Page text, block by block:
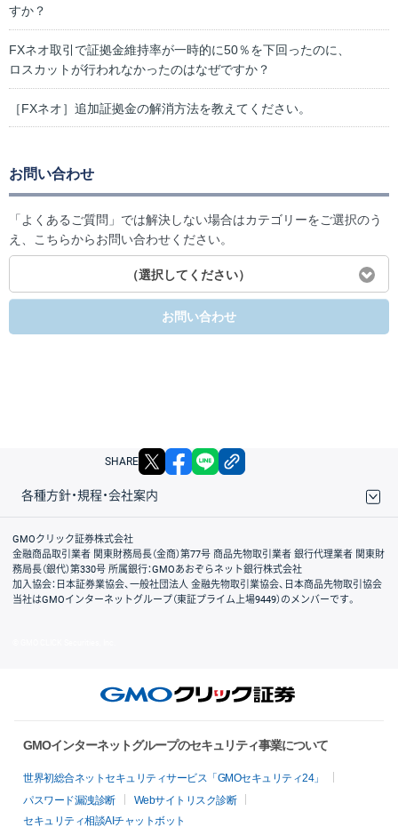
すか？
FXネオ取引で証拠金維持率が一時的に50％を下回ったのに、
ロスカットが行われなかったのはなぜですか？
［FXネオ］追加証拠金の解消方法を教えてください。
お問い合わせ
「よくあるご質問」では解決しない場合はカテゴリーをご選択のう
え、こちらからお問い合わせください。
（選択してください）
お問い合わせ
SHARE X facebook
各種方針・規程・会社案内
取引規程・約款
サイトマップ
その他のご案内
個人情報保護方針
最良執行方針
サイトのご利用について
ディスクレイマー
信託保全
リスク説明
会社案内
GMOクリック証券株式会社
金融商品取引業者 関東財務局長（金商）第77号 商品先物取引業者 銀行代理業者 関東財
務局長（銀代）第330号 所属銀行：GMOあおぞらネット銀行株式会社
加入協会：日本証券業協会、一般社団法人 金融先物取引業協会、日本商品先物取引協会
当社はGMOインターネットグループ（東証プライム上場9449）のメンバーです。
GMOインターネットグループのセキュリティ事業について
世界初総合ネットセキュリティサービス「GMOセキュリティ24」
パスワード漏洩診断
Webサイトリスク診断
セキュリティ相談AIチャットボット